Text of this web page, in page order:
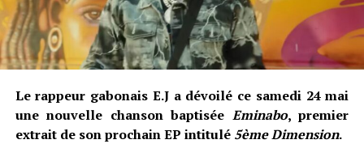
Le rappeur gabonais E.J a dévoilé ce samedi 24 mai
une nouvelle chanson baptisée Eminabo, premier
extrait de son prochain EP intitulé 5ème Dimension.